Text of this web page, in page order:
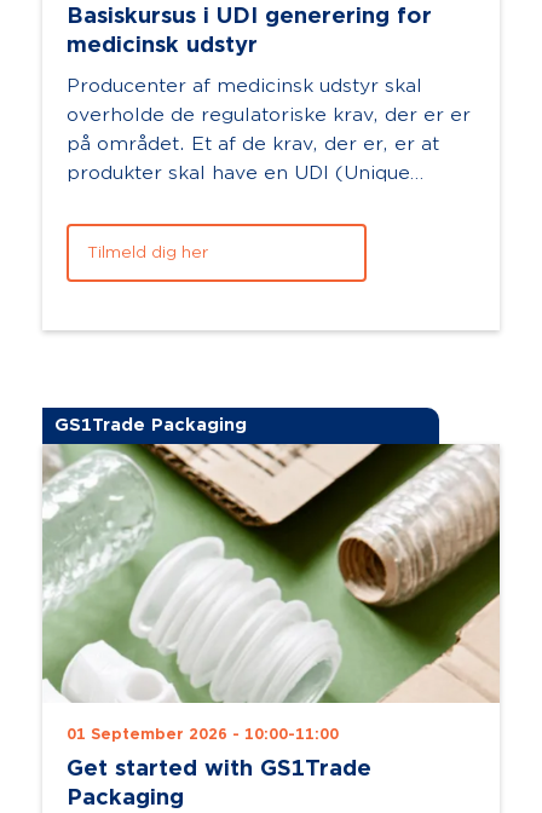
Basiskursus i UDI generering for
medicinsk udstyr
Producenter af medicinsk udstyr skal
overholde de regulatoriske krav, der er er
på området. Et af de krav, der er, er at
produkter skal have en UDI (Unique
DI.&nb...
Tilmeld dig her
GS1Trade Packaging
01 September 2026 - 10:00-11:00
Get started with GS1Trade
Packaging